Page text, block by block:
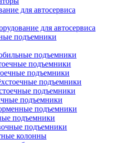
для автосервиса
для автосервиса
подъемники
подъемники
подъемники
подъемники
подъемники
подъемники
подъемники
подъемники
подъемники
подъемники
колонны